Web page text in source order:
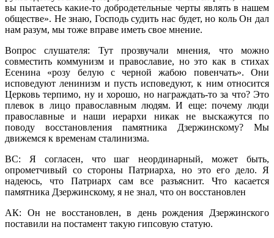
вы пытаетесь какие-то добродетельные черты являть в нашем
обществе». Не знаю, Господь судить нас будет, но коль Он дал
нам разум, мы тоже вправе иметь свое мнение.
Вопрос слушателя: Тут прозвучали мнения, что можно
совместить коммунизм и православие, но это как в стихах
Есенина «розу белую с черной жабою повенчать». Они
исповедуют ленинизм и пусть исповедуют, к ним относится
Церковь терпимо, ну и хорошо, но награждать-то за что? Это
плевок в лицо православным людям. И еще: почему люди
православные и наши иерархи никак не выскажутся по
поводу восстановления памятника Дзержинскому? Мы
движемся к временам сталинизма.
ВС: Я согласен, что шаг неординарный, может быть,
опрометчивый со стороны Патриарха, но это его дело. Я
надеюсь, что Патриарх сам все разъяснит. Что касается
памятника Дзержинскому, я не знал, что он восстановлен
АК: Он не восстановлен, в день рождения Дзержинского
поставили на постамент такую гипсовую статую.